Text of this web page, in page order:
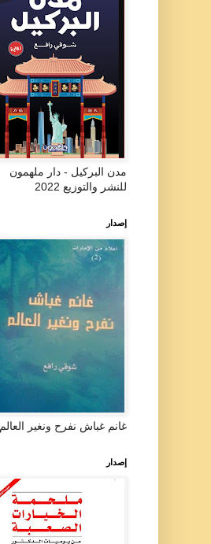
مدن البركيل - دار ملهمون
للنشر والتوزيع 2022
إصدار
غانم غباش نفرح ونغير العالم
إصدار